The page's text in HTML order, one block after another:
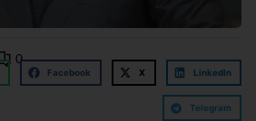
0
Facebook X LinkedIn
Telegram